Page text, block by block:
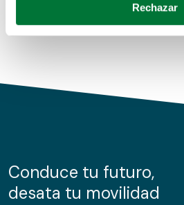
Obtenga más información sobre
de cookies.
información sobre el uso que haga
nuestros partners de redes
Rechazar
Conduce tu futuro,
desata tu movilidad